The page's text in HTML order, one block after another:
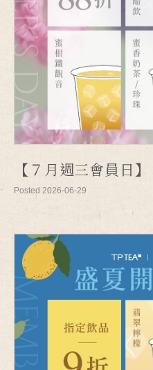
【７月週三會員日】
Posted 2026-06-29